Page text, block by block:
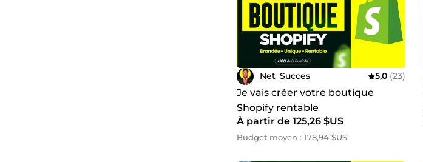
Net_Succes 5,0 (23)
Je vais créer votre boutique
Shopify rentable
À partir de 125,26 $US
Budget moyen : 178,94 $US